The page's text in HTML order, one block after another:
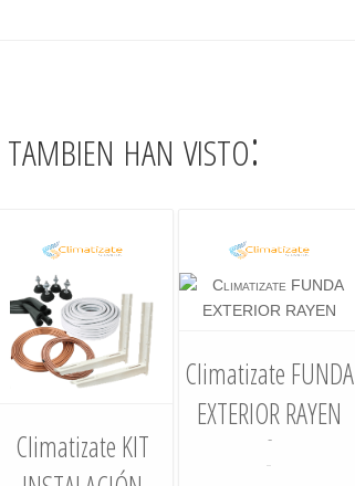
han visto:
Climatizate KIT
Climatizate FUNDA
EXTERIOR RAYEN
-
-